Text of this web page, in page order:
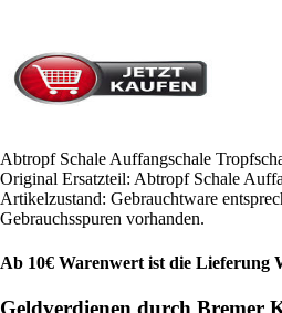
Abtropf Schale Auffangschale
Original Ersatzteil: Abtropf Schale
Artikelzustand: Gebrauchtware
Gebrauchsspuren vorhanden.
Ab 10€ Warenwert ist die Lieferung
Geldverdienen durch Bremer